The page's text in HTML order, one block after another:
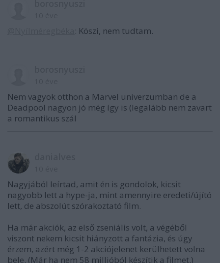
: Köszi, nem tudtam.
Nem vagyok otthon a Marvel univerzumban de a
Deadpool nagyon jó még így is (legalább nem zavart
a romantikus szál
Nagyjából leírtad, amit én is gondolok, kicsit
nagyobb lett a hype-ja, mint amennyire eredeti/újító
lett, de abszolút szórakoztató film.
Ha már akciók, az első zseniális volt, a végéből
viszont nekem kicsit hiányzott a fantázia, és úgy
érzem, azért még 1-2 akciójelenet kerülhetett volna
bele. (Már ha nem 58 millióból készítik a filmet.)